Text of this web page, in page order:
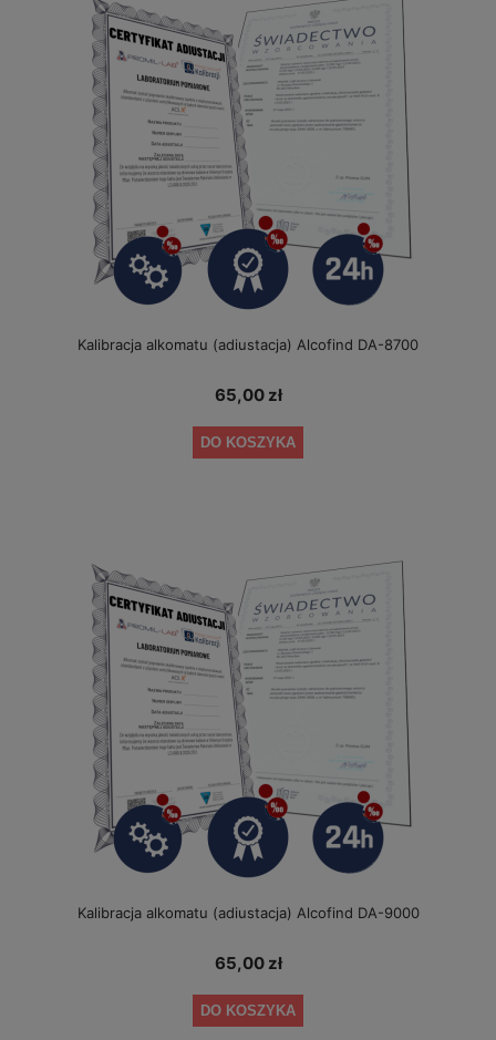
Kalibracja alkomatu (adiustacja) Alcofind DA-8700
65,00 zł
DO KOSZYKA
Kalibracja alkomatu (adiustacja) Alcofind DA-9000
65,00 zł
DO KOSZYKA